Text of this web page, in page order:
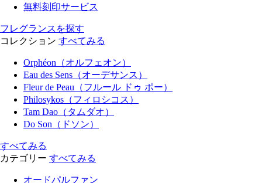
無料刻印サービス
フレグランスを探す
コレクション すべてみる
Orphéon（オルフェオン）
Eau des Sens（オーデサンス）
Fleur de Peau（フルール ドゥ ポー）
Philosykos（フィロシコス）
Tam Dao（タムダオ）
Do Son（ドソン）
すべてみる
カテゴリー すべてみる
オードパルファン